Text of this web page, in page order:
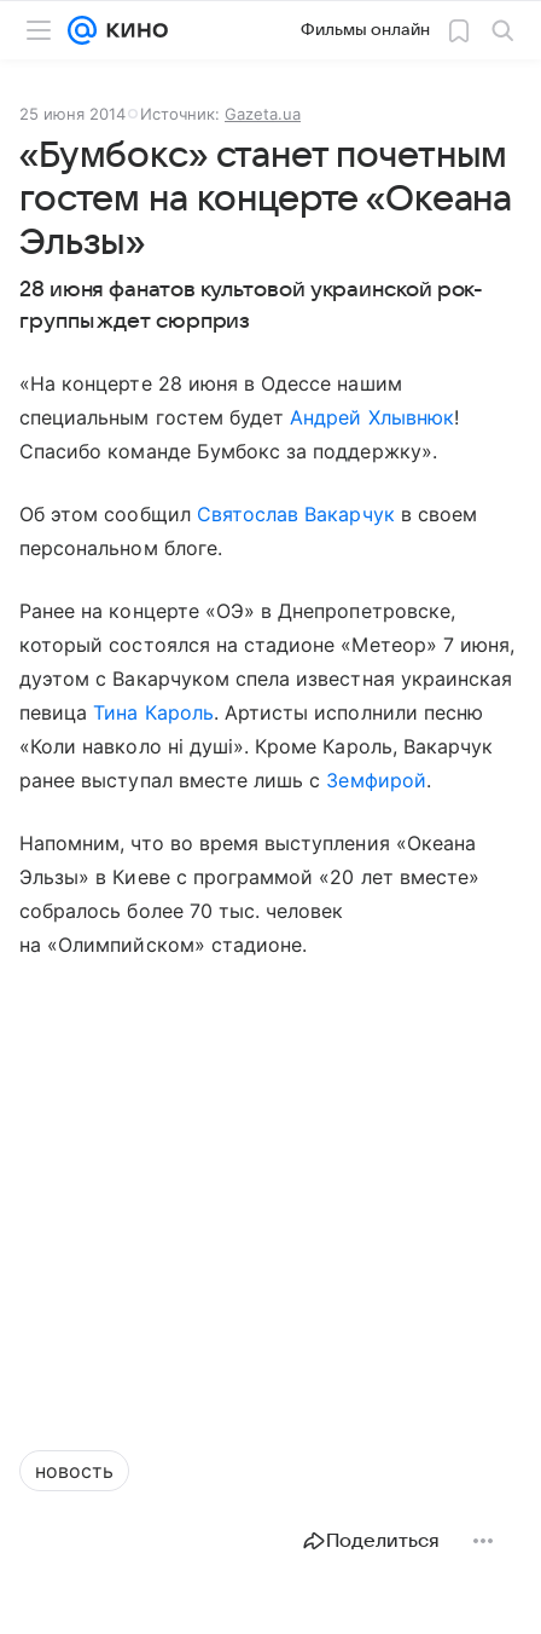
Фильмы онлайн
25 июня 2014 Источник: Gazeta.ua
«Бумбокс» станет почетным
гостем на концерте «Океана
Эльзы»
28 июня фанатов культовой украинской рок-
группы ждет сюрприз
«На концерте 28 июня в Одессе нашим
специальным гостем будетАндрей Хлывнюк!
Спасибо команде Бумбокс за поддержку».
Об этом сообщил Святослав Вакарчук в своем
персональном блоге.
Ранее на концерте «ОЭ» в Днепропетровске,
который состоялся на стадионе «Метеор» 7 июня,
дуэтом с Вакарчуком спела известная украинская
певицаТина Кароль. Артисты исполнили песню
«Коли навколо ні душі». Кроме Кароль, Вакарчук
ранее выступал вместе лишь с Земфирой.
Напомним, что во время выступления «Океана
Эльзы» в Киеве с программой «20 лет вместе»
собралось более 70 тыс. человек
на «Олимпийском» стадионе.
новость
Поделиться